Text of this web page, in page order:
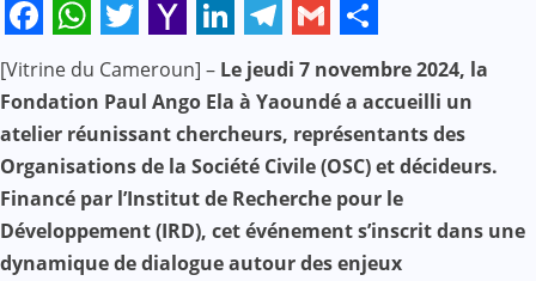
Facebook
WhatsApp
Twitter
Yahoo
Mail
LinkedIn
Telegram
Gmail
Share
[Vitrine du Cameroun] – Le jeudi 7 novembre 2024, la
Fondation Paul Ango Ela à Yaoundé a accueilli un
atelier réunissant chercheurs, représentants des
Organisations de la Société Civile (OSC) et décideurs.
Financé par l’Institut de Recherche pour le
Développement (IRD), cet événement s’inscrit dans une
dynamique de dialogue autour des enjeux